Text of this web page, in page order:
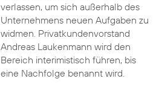
verlassen, um sich außerhalb des
Unternehmens neuen Aufgaben zu
widmen. Privatkundenvorstand
Andreas Laukenmann wird den
Bereich interimistisch führen, bis
eine Nachfolge benannt wird.